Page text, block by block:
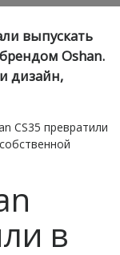
выпускать
Oshan.
дизайн,
CS35 превратили
в